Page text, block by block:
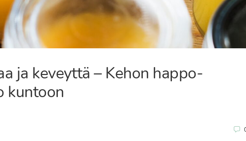
ja keveyttä – Kehon happo-
kuntoon